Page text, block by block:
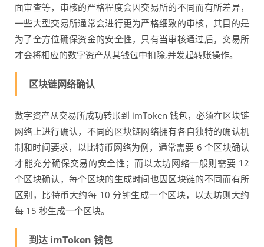
面审查等，审核的严格程度会因交易所的不同而有所差异，
一些大型交易所通常会进行更为严格细致的审核，其目的是
为了全方位确保资金的安全性，只有当审核通过后，交易所
才会将相应的数字资产从其钱包中扣除,并发起转账操作。
区块链网络确认
数字资产从交易所成功转账到 imToken 钱包，必须在区块链
网络上进行确认，不同的区块链网络拥有各自独特的确认机
制和时间要求，以比特币网络为例，通常需要 6 个区块确认
才能充分确保交易的安全性；而以太坊网络一般则需要 12
个区块确认，每个区块的生成时间也因区块链的不同而有所
区别，比特币大约每 10 分钟生成一个区块，以太坊则大约
每 15 秒生成一个区块。
到达 imToken 钱包